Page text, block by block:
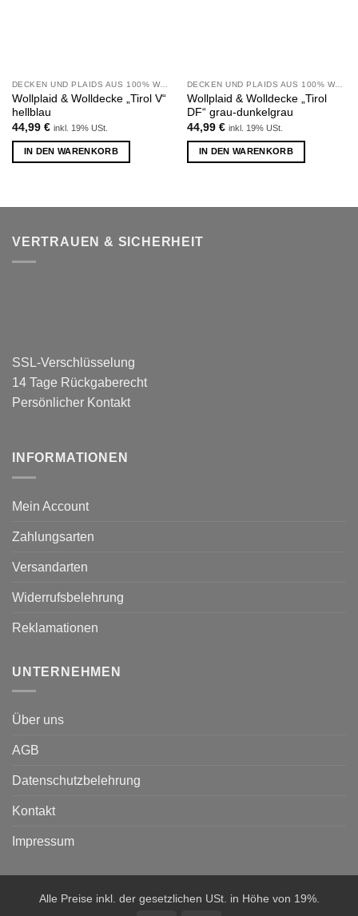
DECKEN UND PLAIDS AUS 100% WOLLE
Wollplaid & Wolldecke „Tirol V“
hellblau
44,99 € inkl. 19% USt.
IN DEN WARENKORB
DECKEN UND PLAIDS AUS 100% WOLLE
Wollplaid & Wolldecke „Tirol
DF“ grau-dunkelgrau
44,99 € inkl. 19% USt.
IN DEN WARENKORB
VERTRAUEN & SICHERHEIT
SSL-Verschlüsselung
14 Tage Rückgaberecht
Persönlicher Kontakt
INFORMATIONEN
Mein Account
Zahlungsarten
Versandarten
Widerrufsbelehrung
Reklamationen
UNTERNEHMEN
Über uns
AGB
Datenschutzbelehrung
Kontakt
Impressum
Alle Preise inkl. der gesetzlichen USt. in Höhe von 19%.